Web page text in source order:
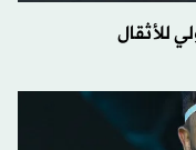
للأثقال